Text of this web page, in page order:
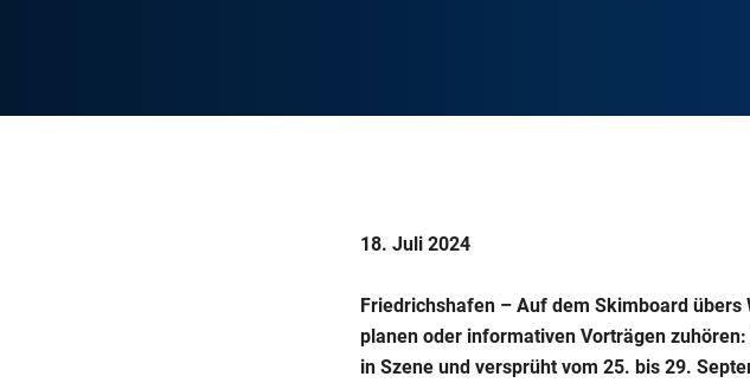
18. Juli 2024
Friedrichshafen – Auf dem Skimboard
planen oder informativen Vorträgen
in Szene und versprüht vom 25. bis 29.